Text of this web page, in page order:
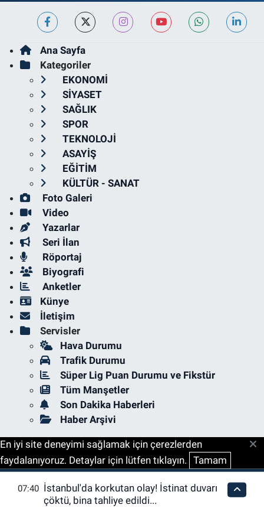
Ana Sayfa
Kategoriler
EKONOMİ
SİYASET
SAĞLIK
SPOR
TEKNOLOJİ
ASAYİŞ
EĞİTİM
KÜLTÜR - SANAT
Foto Galeri
Video
Yazarlar
Seri İlan
Röportaj
Biyografi
Anketler
Künye
İletişim
Servisler
Hava Durumu
Trafik Durumu
Süper Lig Puan Durumu ve Fikstür
Tüm Manşetler
Son Dakika Haberleri
Haber Arşivi
En iyi site deneyimi sağlamak için çerezlerden
faydalanıyoruz. Detaylar için lütfen tıklayın. Tamam
07:40 İstanbul'da korkutan olay! İstinat duvarı
çöktü, bina tahliye edildi...